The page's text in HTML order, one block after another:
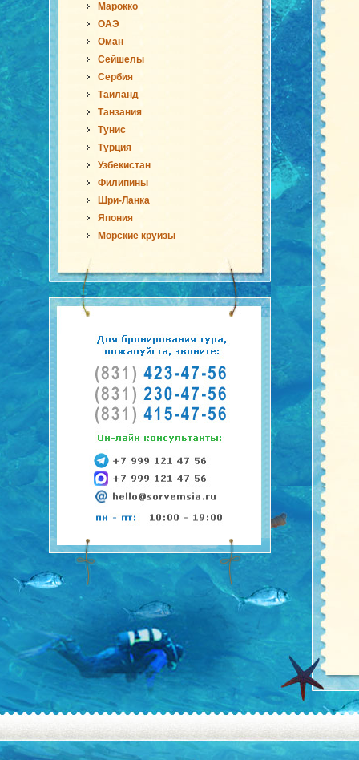
Марокко
ОАЭ
Оман
Сейшелы
Сербия
Таиланд
Танзания
Тунис
Турция
Узбекистан
Филипины
Шри-Ланка
Япония
Морские круизы